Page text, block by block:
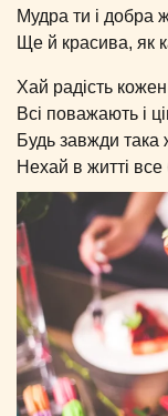
Мудра ти і добра
Ще й красива, як
Хай радість
Всі поважають і
Будь завжди така
Нехай в житті все